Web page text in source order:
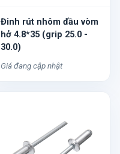
Đinh rút nhôm đầu vòm
hở 4.8*35 (grip 25.0 -
30.0)
Giá đang cập nhật